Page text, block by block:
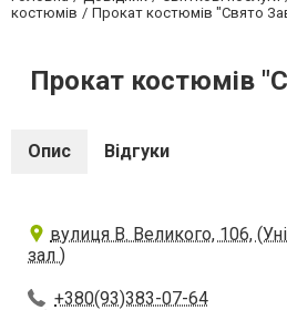
костюмів
Прокат костюмів "Свято
Прокат костюмів
Опис Відгуки
вулиця В. Великого, 106,
зал )
+380(93)383-07-64